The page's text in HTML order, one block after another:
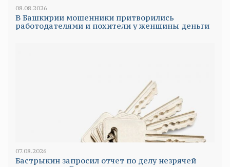
08.08.2026
В Башкирии мошенники притворились
работодателями и похители у женщины деньги
07.08.2026
Бастрыкин запросил отчет по делу незрячей